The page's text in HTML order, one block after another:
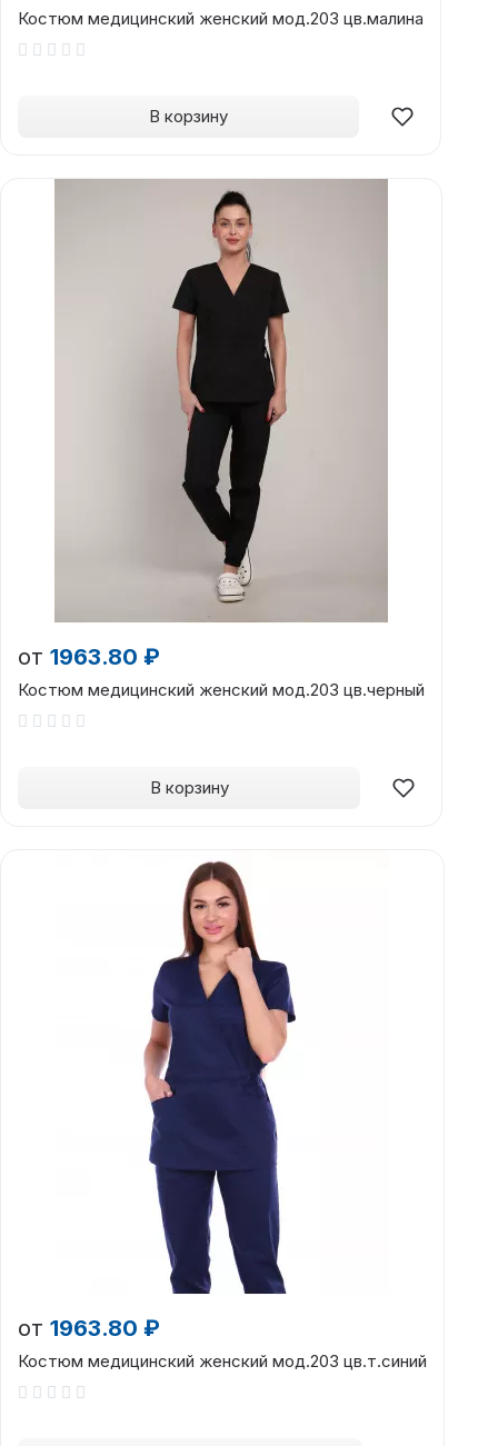
Костюм медицинский женский мод.203 цв.малина
В корзину
от 1963.80 ₽
Костюм медицинский женский мод.203 цв.черный
В корзину
от 1963.80 ₽
Костюм медицинский женский мод.203 цв.т.синий